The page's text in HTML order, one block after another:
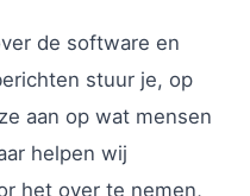
de software en
stuur je, op
aan op wat mensen
helpen wij
het over te nemen,